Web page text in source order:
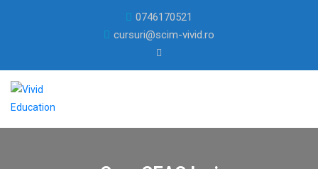
0746170521
cursuri@scim-vivid.ro